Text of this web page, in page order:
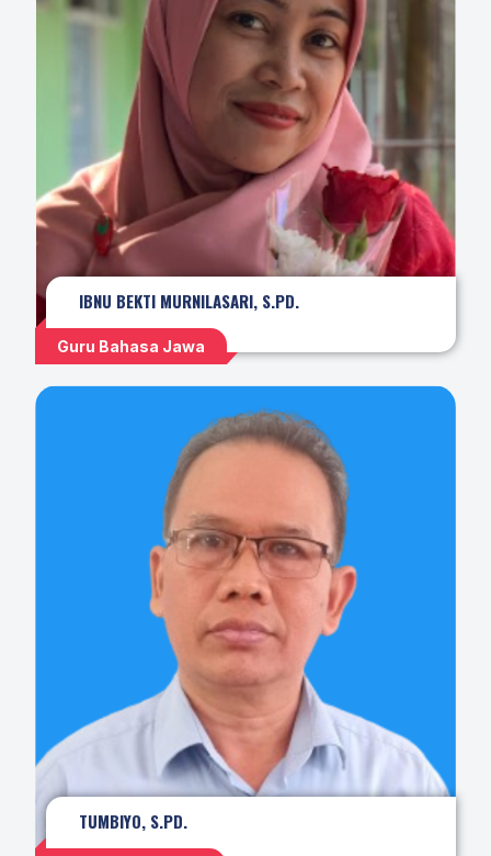
IBNU BEKTI MURNILASARI, S.PD.
Guru Bahasa Jawa
TUMBIYO, S.PD.